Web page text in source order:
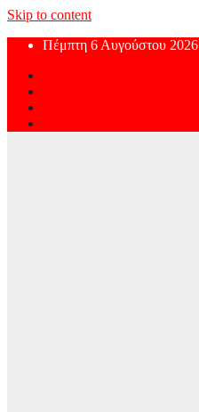
Skip to content
Πέμπτη 6 Αυγούστου 2026